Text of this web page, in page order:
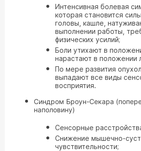
Интенсивная болевая
которая становится
головы, кашле,
выполнении работы,
физических усилий;
Боли утихают в
нарастают в положении
По мере развития
выпадают все виды
восприятия.
Синдром Броун-Секара
наполовину)
Сенсорные
Снижение мышечно-
чувствительности;